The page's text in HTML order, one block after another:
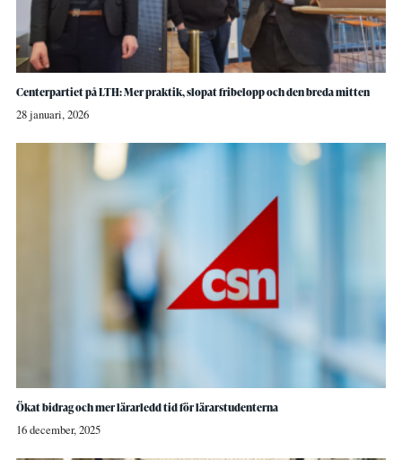
Centerpartiet på LTH: Mer praktik, slopat fribelopp och den breda mitten
28 januari, 2026
Ökat bidrag och mer lärarledd tid för lärarstudenterna
16 december, 2025